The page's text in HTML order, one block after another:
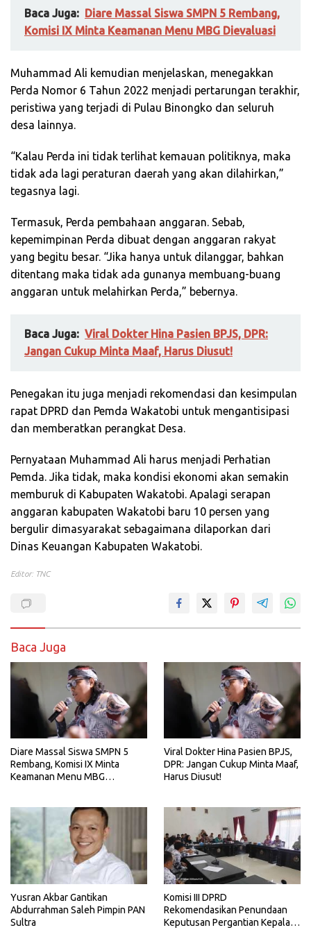
Baca Juga: Diare Massal Siswa SMPN 5 Rembang,
Komisi IX Minta Keamanan Menu MBG Dievaluasi
Muhammad Ali kemudian menjelaskan, menegakkan
Perda Nomor 6 Tahun 2022 menjadi pertarungan terakhir,
peristiwa yang terjadi di Pulau Binongko dan seluruh
desa lainnya.
“Kalau Perda ini tidak terlihat kemauan politiknya, maka
tidak ada lagi peraturan daerah yang akan dilahirkan,”
tegasnya lagi.
Termasuk, Perda pembahaan anggaran. Sebab,
kepemimpinan Perda dibuat dengan anggaran rakyat
yang begitu besar. “Jika hanya untuk dilanggar, bahkan
ditentang maka tidak ada gunanya membuang-buang
anggaran untuk melahirkan Perda,” bebernya.
Baca Juga: Viral Dokter Hina Pasien BPJS, DPR:
Jangan Cukup Minta Maaf, Harus Diusut!
Penegakan itu juga menjadi rekomendasi dan kesimpulan
rapat DPRD dan Pemda Wakatobi untuk mengantisipasi
dan memberatkan perangkat Desa.
Pernyataan Muhammad Ali harus menjadi Perhatian
Pemda. Jika tidak, maka kondisi ekonomi akan semakin
memburuk di Kabupaten Wakatobi. Apalagi serapan
anggaran kabupaten Wakatobi baru 10 persen yang
bergulir dimasyarakat sebagaimana dilaporkan dari
Dinas Keuangan Kabupaten Wakatobi.
Editor: TNC
Baca Juga
Diare Massal Siswa SMPN 5
Rembang, Komisi IX Minta
Keamanan Menu MBG
Viral Dokter Hina Pasien BPJS,
DPR: Jangan Cukup Minta Maaf,
Harus Diusut!
Yusran Akbar Gantikan
Abdurrahman Saleh Pimpin PAN
Sultra
Komisi III DPRD
Rekomendasikan Penundaan
Keputusan Pergantian Kepala